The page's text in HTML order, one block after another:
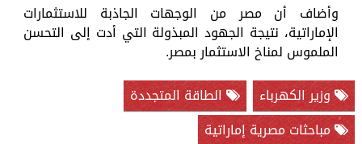
وأضاف أن مصر من الوجهات الجاذبة للاستثمارات
الإماراتية، نتيجة الجهود المبذولة التي أدت إلى التحسن
الملموس لمناخ الاستثمار بمصر.
وزير الكهرباء
الطاقة المتجددة
مباحثات مصرية إماراتية